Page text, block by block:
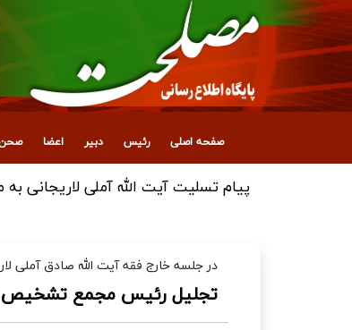
صفحه اصلی رئیس دبیر اعضا
پیام تقدیر آیت‌الله آملی لاریجانی از
در جلسه خارج فقه آیت الله صادق آملی
تجلیل رئیس مجمع